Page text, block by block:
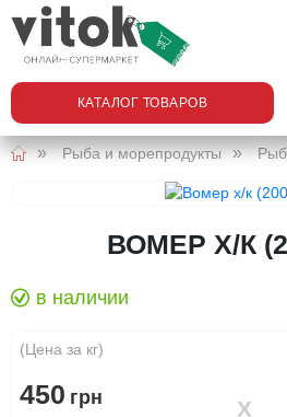
КАТАЛОГ ТОВАРОВ
Рыба и морепродукты
ВОМЕР Х/К
в наличии
(Цена за кг)
450 грн